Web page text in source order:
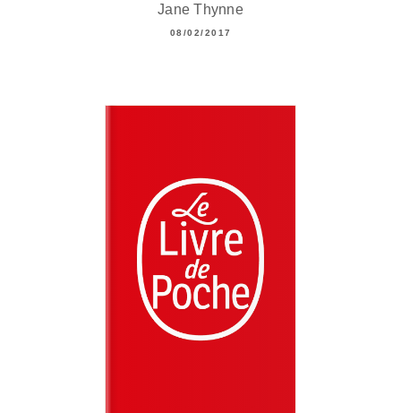
Jane Thynne
08/02/2017